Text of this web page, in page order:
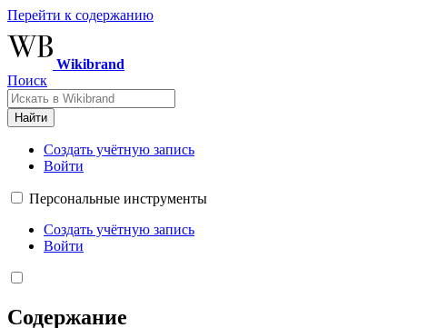
Перейти к содержанию
Wikibrand
Поиск
Найти
Создать учётную запись
Войти
Персональные инструменты
Создать учётную запись
Войти
Содержание